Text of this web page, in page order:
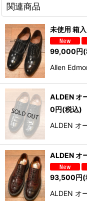
関連商品
未使用 箱
99,000円
Allen
ALDEN オ
0 円(税込)
ALDEN オ
ALDEN オ
93,500円(
ALDEN オ